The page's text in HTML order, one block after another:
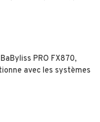
PRO FX870,
avec les systèmes